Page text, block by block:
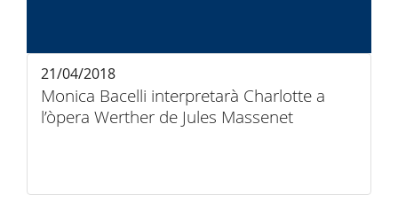
Monica Bacelli interpretarà Charlotte a
l’òpera Werther de Jules Massenet
21/04/2018